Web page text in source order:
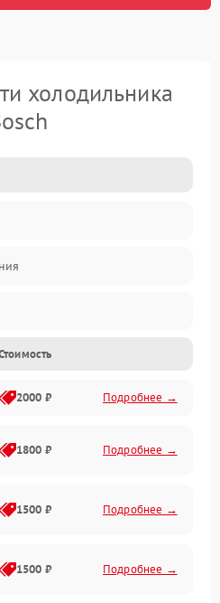
холодильника
2000 ₽ Подробнее →
1800 ₽ Подробнее →
1500 ₽ Подробнее →
1500 ₽ Подробнее →